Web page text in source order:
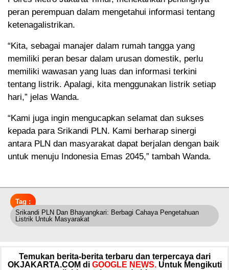
peran perempuan dalam mengetahui informasi tentang
ketenagalistrikan.
“Kita, sebagai manajer dalam rumah tangga yang
memiliki peran besar dalam urusan domestik, perlu
memiliki wawasan yang luas dan informasi terkini
tentang listrik. Apalagi, kita menggunakan listrik setiap
hari,” jelas Wanda.
“Kami juga ingin mengucapkan selamat dan sukses
kepada para Srikandi PLN. Kami berharap sinergi
antara PLN dan masyarakat dapat berjalan dengan baik
untuk menuju Indonesia Emas 2045,” tambah Wanda.
Tag :
Srikandi PLN Dan Bhayangkari: Berbagi Cahaya Pengetahuan
Listrik Untuk Masyarakat
Temukan berita-berita terbaru dan terpercaya dari
OKJAKARTA.COM di GOOGLE NEWS. Untuk Mengikuti